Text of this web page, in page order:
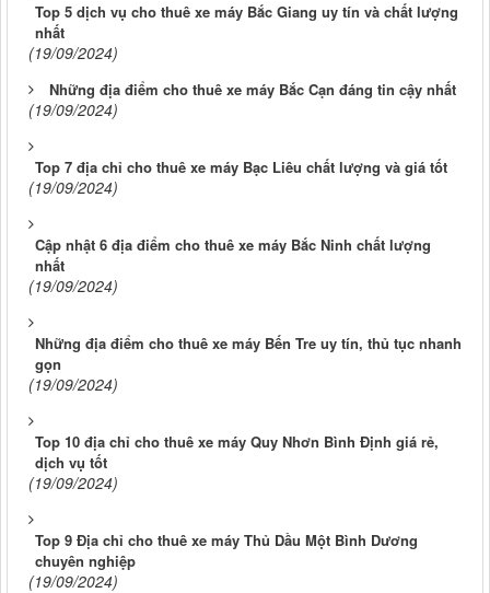
Top 5 dịch vụ cho thuê xe máy Bắc Giang uy tín và chất lượng
nhất
(19/09/2024)
Những địa điểm cho thuê xe máy Bắc Cạn đáng tin cậy nhất
(19/09/2024)
Top 7 địa chỉ cho thuê xe máy Bạc Liêu chất lượng và giá tốt
(19/09/2024)
Cập nhật 6 địa điểm cho thuê xe máy Bắc Ninh chất lượng
nhất
(19/09/2024)
Những địa điểm cho thuê xe máy Bến Tre uy tín, thủ tục nhanh
gọn
(19/09/2024)
Top 10 địa chỉ cho thuê xe máy Quy Nhơn Bình Định giá rẻ,
dịch vụ tốt
(19/09/2024)
Top 9 Địa chỉ cho thuê xe máy Thủ Dầu Một Bình Dương
chuyên nghiệp
(19/09/2024)